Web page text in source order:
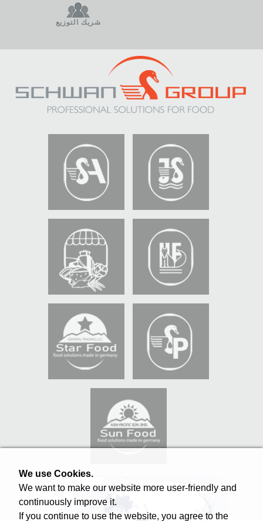
We use Cookies.
We want to make our website more user-friendly and
continuously improve it.
If you continue to use the website, you agree to the
شريك التوزيع